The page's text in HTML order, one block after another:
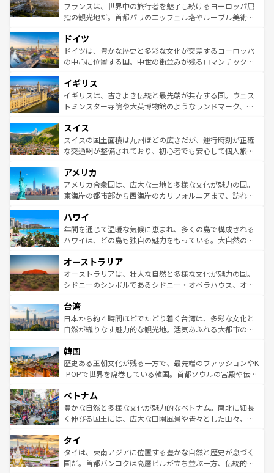
しい。
る。首都マドリードの洗練された雰囲気や、バルセロナの
アートに溢れた街角から、地方では古代ローマ遺跡や中世
せる。地方によって風土や気候が異なるスペインはその個
性で訪れる人を魅了する。 なお、新着のスペイン情報は コ
ンテンツ一覧を参照してほしい。
フランスは、世界中の旅行者を魅了し続けるヨーロッパ屈
指の観光地だ。首都パリのエッフェル塔やルーブル美術館
で、幅広い魅力が詰まっている。華麗な宮殿、歴史的な大
聖堂、美しいビーチ、そして豊かな自然が、訪れる者を心
から魅了する。また、フランスは美食の国としても知ら
いる。シャンパンの発祥地であるランス、プロヴァンスの
香り高いラベンダー畑など、多彩な楽しみ方が可能だ。さ
らに、パリ以外の地域にも魅力が溢れており、どの街角に
れる地方に足を運ぶとそれぞれで全く異なる文化を体験で
きるだろう。 なお、新着のフランス情報はコンテンツ一覧
を参照してほしい。
ドイツ
ドイツは、豊かな歴史と多彩な文化が交差するヨーロッパ
の中心に位置する国。中世の街並みが残るロマンチック街
顔を持つこの国は、どこを歩いても飽きることがない。ベ
ルリンの文化的活気、バイエルン州のアルプスの絶景、そ
してライン川沿いのワイン畑といった風景は必見。ビール
は、お酒好きな人にはぜひ体験してほしい。 なお、新着の
ドイツ情報はコンテンツ一覧を参照してほしい。
イギリス
イギリスは、古きよき伝統と最先端が共存する国。ウェス
トミンスター寺院や大英博物館のようなランドマーク、歴
リアごとに異なる魅力がある。また、優雅なアフタヌーン
ティー、ビール好きにはたまらない英国パブ、サッカー観
戦など、本場だからこそできる体験も豊富。イギリスを旅
ンツ一覧を参照してほしい。
スイス
スイスの国土面積は九州ほどの広さだが、運行時刻が正確
な交通網が整備されており、初心者でも安心して個人旅行
の建物がそのまま残る町や、スイスならではのユニークな
博物館もあり、アルプス観光だけでなく町歩きも満喫する
ことができる。国民の所得が高いため物価も高いが、旅行
ば市内交通費無料で観光を楽しむこともできる。 なお、新
着のスイス情報はコンテンツ一覧 を参照してほしい。
アメリカ
アメリカ合衆国は、広大な土地と多様な文化が魅力の国。
東海岸の都市部から西海岸のカリフォルニアまで、訪れる
のような巨大都市は、観光、ショッピング、エンターテイ
ンメントが詰まった刺激的なスポットだ。一方、アメリカ
西部には大自然が広がり、グランドキャニオンやイエロー
部のニューオーリンズでは、音楽と美食が融合した独特の
文化が魅力。旅行者はアメリカの各地域で異なる魅力を楽
しみながら、その多様性と豊かな歴史を感じることができ
ならではの贅沢な旅のスタイルだ。 なお、新着のアメリカ
情報はコンテンツ一覧を参照してほしい。
ハワイ
年間を通じて温暖な気候に恵まれ、多くの島で構成される
ハワイは、どの島も独自の魅力をもっている。大自然の神
ワイ島は見逃せない。また、定番の観光地といえばオアフ
島だが、静かな自然を求めるならマウイ島やカウアイ島が
おすすめ。エメラルドグリーンに輝く海をはじめ、豊かな
れるおもてなしの心で訪れる人々を迎えてくれるハワイの
人々、おいしいローカルフードやハワイアンミュージッ
ク、伝統的なフラダンスなど、すべてがハワイの魅力を彩
ワイを、存分に味わってほしい。 なお、新着のハワイ情報
はコンテンツ一覧を参照してほしい。
オーストラリア
オーストラリアは、壮大な自然と多様な文化が魅力の国。
シドニーのシンボルであるシドニー・オペラハウス、オー
リアリーフや大陸中央部にそびえるウルル（エアーズロッ
ク）、タスマニアの美しい原生林やケアンズの熱帯雨林な
ど、見どころがたくさん。また、カフェやワイン、オージ
いる。アクティビティも充実しており、サーフィンやダイ
ビング、ハイキングなど、アウトドア好きにはたまらな
い。オーストラリアの多彩な魅力を存分に味わいつくそ
参照してほしい。
台湾
日本から約４時間ほどでたどり着く台湾は、多彩な文化と
自然が織りなす魅力的な観光地。活気あふれる大都市の台
ン）、静ひつな山岳地帯である台湾東部など、都市の喧騒
と山間の静けさが共存しており、訪れる人に新しい発見と
驚きをもたらしてくれる。また、奥深い台湾の食文化も魅
容にもいいと評判のスイーツなど、バラエティ豊かな料理
が味わえる。 なお、新着の台湾情報は コンテンツ一覧を参
照してほしい。
韓国
歴史ある王朝文化が残る一方で、最先端のファッションやK
-POPで世界を席巻している韓国。首都ソウルの宮殿や伝統
き、地方に足を延ばせば四季折々の自然美を楽しむことが
できる。そして、キムチや焼肉、絶品のストリートフード
まで、さまざまな韓国料理が待っている。夜には、韓国な
リティに包まれながら、韓国の多彩な魅力を心ゆくまで味
わってみてほしい。 なお、新着の韓国情報はコンテンツ一
覧を参照してほしい。
ベトナム
豊かな自然と多様な文化が魅力的なベトナム。南北に細長
く伸びる国土には、広大な田園風景や青々とした山々、世
急速な発展と共に伝統が息づく。ハノイの古い町並みやホ
ーチミン市のフランス統治時代の建物も、独特の雰囲気を
醸し出している。また、バラエティの豊かさとおいしさで
タイ
タイは、東南アジアに位置する豊かな自然と歴史が息づく
国だ。首都バンコクは高層ビルが立ち並ぶ一方、伝統的な